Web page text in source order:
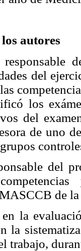
autores
del
los
del
de uno
del
de
la
la
trabajo,